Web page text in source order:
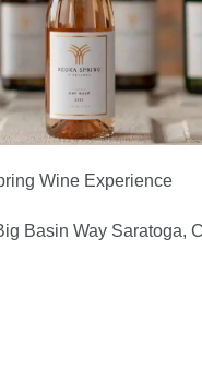
Wine Experience
Basin Way Saratoga,